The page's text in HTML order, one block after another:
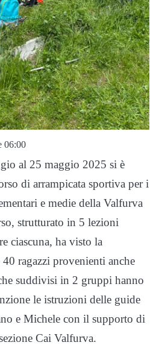
06:00
al 25 maggio 2025 si è
di arrampicata sportiva per i
e medie della Valfurva
strutturato in 5 lezioni
ciascuna, ha visto la
ragazzi provenienti anche
suddivisi in 2 gruppi hanno
le istruzioni delle guide
e Michele con il supporto di
Cai Valfurva.